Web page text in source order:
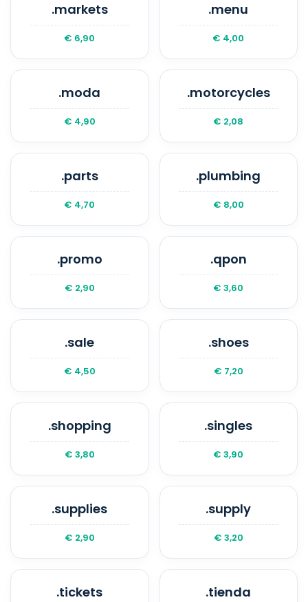
.markets
€ 6,90
.menu
€ 4,00
.moda
€ 4,90
.motorcycles
€ 2,08
.parts
€ 4,70
.plumbing
€ 8,00
.promo
€ 2,90
.qpon
€ 3,60
.sale
€ 4,50
.shoes
€ 7,20
.shopping
€ 3,80
.singles
€ 3,90
.supplies
€ 2,90
.supply
€ 3,20
.tickets .tienda